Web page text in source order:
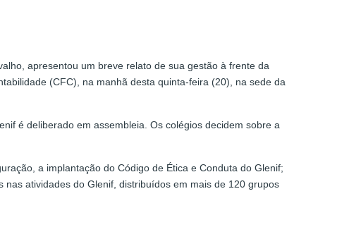
apresentou um breve relato de sua gestão à frente da
(CFC), na manhã desta quinta-feira (20), na sede da
é deliberado em assembleia. Os colégios decidem sobre a
a implantação do Código de Ética e Conduta do Glenif;
atividades do Glenif, distribuídos em mais de 120 grupos